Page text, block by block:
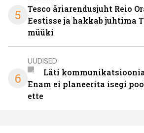
5
Tesco äriarendusjuht Reio
Eestisse ja hakkab juhtima
müüki
6
UUDISED
Läti
Enam ei planeerita isegi
ette